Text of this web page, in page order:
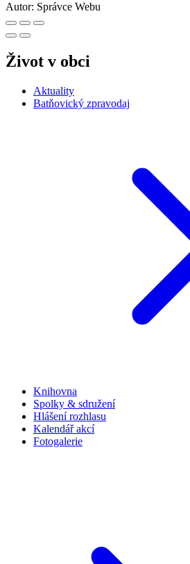
Autor: Správce Webu
Život v obci
Aktuality
Batňovický zpravodaj
Knihovna
Spolky & sdružení
Hlášení rozhlasu
Kalendář akcí
Fotogalerie